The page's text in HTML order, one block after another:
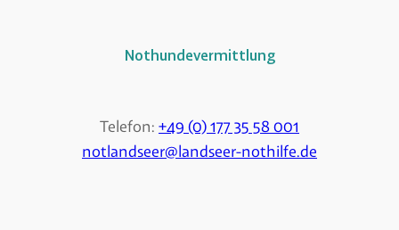
Nothundevermittlung
Telefon: +49 (0) 177 35 58 001
notlandseer@landseer-nothilfe.de